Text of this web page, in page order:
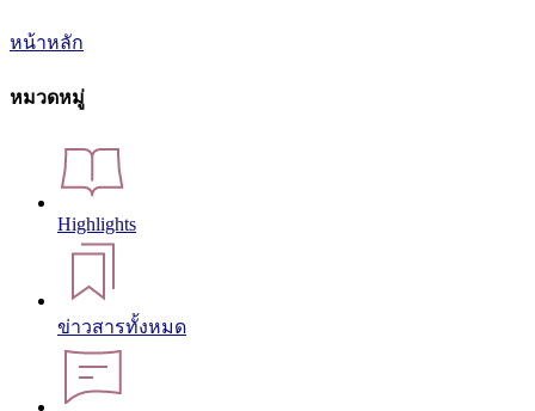
หน้าหลัก
หมวดหมู่
Highlights
ข่าวสารทั้งหมด